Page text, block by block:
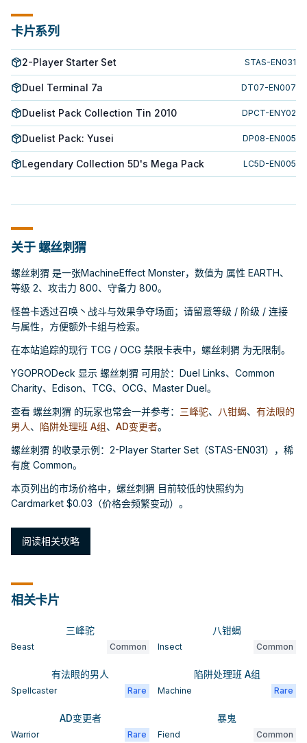
卡片系列
2-Player Starter Set STAS-EN031
Duel Terminal 7a DT07-EN007
Duelist Pack Collection Tin 2010 DPCT-ENY02
Duelist Pack: Yusei DP08-EN005
Legendary Collection 5D's Mega Pack LC5D-EN005
关于 螺丝刺猬
螺丝刺猬 是一张MachineEffect Monster，数值为 属性 EARTH、
等级 2、攻击力 800、守备力 800。
怪兽卡透过召唤丶战斗与效果争夺场面；请留意等级 / 阶级 / 连接
与属性，方便额外卡组与检索。
在本站追踪的现行 TCG / OCG 禁限卡表中，螺丝刺猬 为无限制。
YGOPRODeck 显示 螺丝刺猬 可用於：Duel Links、Common
Charity、Edison、TCG、OCG、Master Duel。
查看 螺丝刺猬 的玩家也常会一并参考： 三峰驼、 八钳蝎、 有法眼的
男人、 陷阱处理班 A组、 AD变更者。
螺丝刺猬 的收录示例：2-Player Starter Set（STAS-EN031），稀
有度 Common。
本页列出的市场价格中，螺丝刺猬 目前较低的快照约为
Cardmarket $0.03（价格会频繁变动）。
阅读相关攻略
相关卡片
三峰驼
Beast Common
八钳蝎
Insect Common
有法眼的男人
Spellcaster Rare
陷阱处理班 A组
Machine Rare
AD变更者
Warrior Rare
暴鬼
Fiend Common